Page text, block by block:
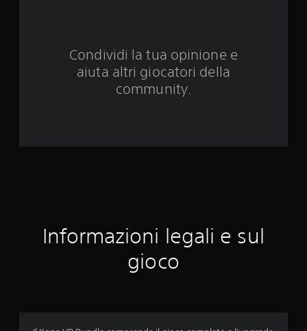
l
a
Condividi la tua opinione e
aiuta altri giocatori della
community.
Informazioni legali e sul
gioco